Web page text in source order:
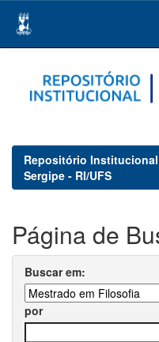
navigation
Repositório
Sergipe - RI/UFS
Página de
Buscar em:
por